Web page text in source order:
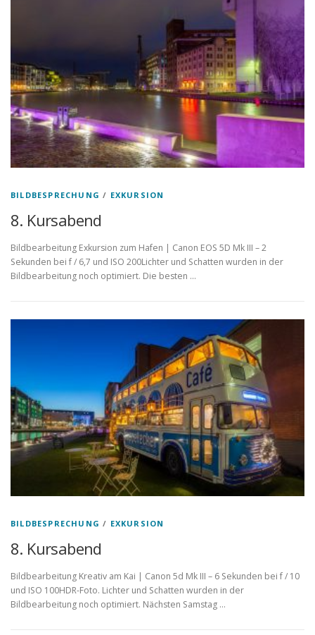
BILDBESPRECHUNG / EXKURSION
8. Kursabend
Bildbearbeitung Exkursion zum Hafen | Canon EOS 5D Mk III – 2
Sekunden bei f / 6,7 und ISO 200Lichter und Schatten wurden in der
Bildbearbeitung noch optimiert. Die besten …
BILDBESPRECHUNG / EXKURSION
8. Kursabend
Bildbearbeitung Kreativ am Kai | Canon 5d Mk III – 6 Sekunden bei f / 10
und ISO 100HDR-Foto. Lichter und Schatten wurden in der
Bildbearbeitung noch optimiert. Nächsten Samstag …